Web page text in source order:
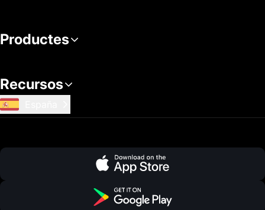
Productes
Recursos